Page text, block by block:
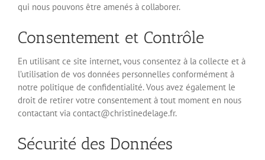
qui nous pouvons être amenés à collaborer.
Consentement et Contrôle
En utilisant ce site internet, vous consentez à la collecte et à
l’utilisation de vos données personnelles conformément à
notre politique de confidentialité. Vous avez également le
droit de retirer votre consentement à tout moment en nous
contactant via contact@christinedelage.fr.
Sécurité des Données